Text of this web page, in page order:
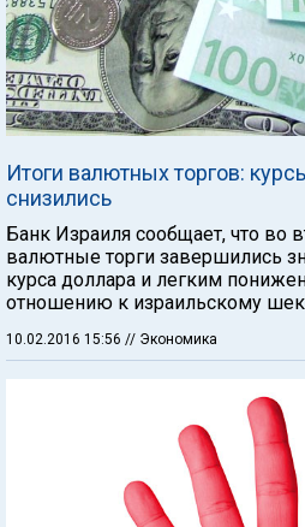
Итоги валютных торгов:
снизились
Банк Израиля сообщает, что во
валютные торги завершились
курса доллара и легким
отношению к израильскому
10.02.2016 15:56 // Экономика